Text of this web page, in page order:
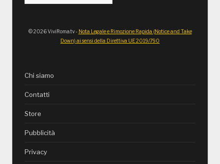
© 2026 ViviRoma.tv - Nota Legale e Rimozione Rapida (Notice and Take
Down) ai sensi della Direttiva UE 2019/790
Chi siamo
Contatti
Store
Pubblicità
Privacy